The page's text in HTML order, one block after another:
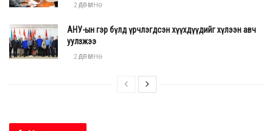
2 ӨДӨР ӨМНӨ
АНУ-ын гэр бүлд үрчлэгдсэн хүүхдүүдийг хүлээн авч
уулзжээ
2 ӨДӨР ӨМНӨ